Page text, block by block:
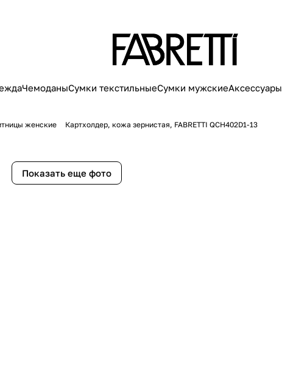
ЧемоданыСумки текстильныеСумки мужскиеАксессуары
женские Картхолдер, кожа зернистая, FABRETTI QCH402D1-13
Показать еще фото